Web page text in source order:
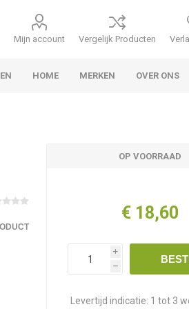
Mijn account Vergelijk Producten
HOME MERKEN OVER ONS
OP VOORRAAD
€ 18,60
i
h
Levertijd indicatie: 1 tot 3